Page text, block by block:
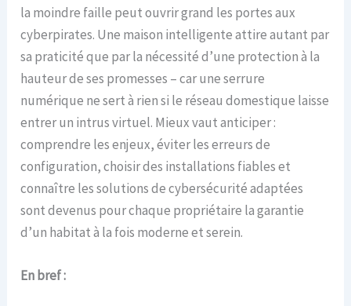
la moindre faille peut ouvrir grand les portes aux
cyberpirates. Une maison intelligente attire autant par
sa praticité que par la nécessité d’une protection à la
hauteur de ses promesses – car une serrure
numérique ne sert à rien si le réseau domestique laisse
entrer un intrus virtuel. Mieux vaut anticiper :
comprendre les enjeux, éviter les erreurs de
configuration, choisir des installations fiables et
connaître les solutions de cybersécurité adaptées
sont devenus pour chaque propriétaire la garantie
d’un habitat à la fois moderne et serein.
En bref :